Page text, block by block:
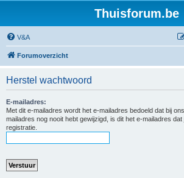
Thuisforum.be
V&A
Forumoverzicht
Herstel wachtwoord
E-mailadres:
Met dit e-mailadres wordt het e-mailadres bedoeld dat bij
mailadres nog nooit hebt gewijzigd, is dit het e-mailadres
registratie.